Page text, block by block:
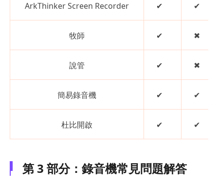
ArkThinker Screen Recorder ✔ ✔
牧師 ✔ ✖
說管 ✔ ✖
簡易錄音機 ✔ ✔
杜比開啟 ✔ ✔
第 3 部分：錄音機常見問題解答